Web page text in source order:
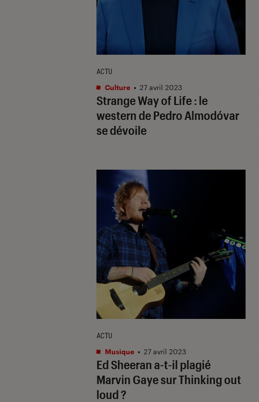
Strange Way of Life: le
western de Pedro Almodóvar
se dévoile
ACTU
Culture • 27 avril 2023
Ed Sheeran a-t-il plagié
Marvin Gaye surThinking out
loud ?
ACTU
Musique • 27 avril 2023